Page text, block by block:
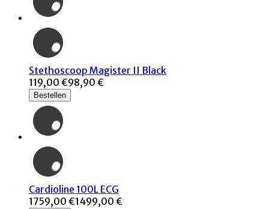
Stethoscoop Magister II Black
119,00 €98,90 €
Bestellen
Cardioline 100L ECG
1759,00 €1499,00 €